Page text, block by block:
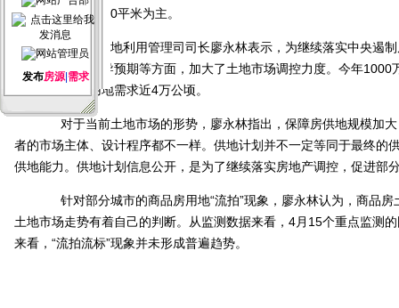
60平米以内，以40平米为主。
国土部土地利用管理司司长廖永林表示，为继续落实中央遏制
从增加供给、引导预期等方面，加大了土地市场调控力度。今年
测算，将构成用地需求近4万公顷。
对于当前土地市场的形势，廖永林指出，保障房供地规模加大
者的市场主体、设计程序都不一样。供地计划并不一定等同于最终的
供地能力。供地计划信息公开，是为了继续落实房地产调控，促进部
针对部分城市的商品房用地“流拍”现象，廖永林认为，商品房
土地市场走势有着自己的判断。从监测数据来看，4月15个重点监测
来看，“流拍流标”现象并未形成普遍趋势。
发布房源| 需求